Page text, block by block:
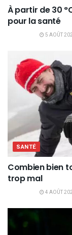
À partir de 30
pour la santé
5 AOÛT
SANTÉ
Combien bien
trop mal
4 AOÛT